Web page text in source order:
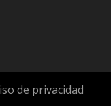
de privacidad